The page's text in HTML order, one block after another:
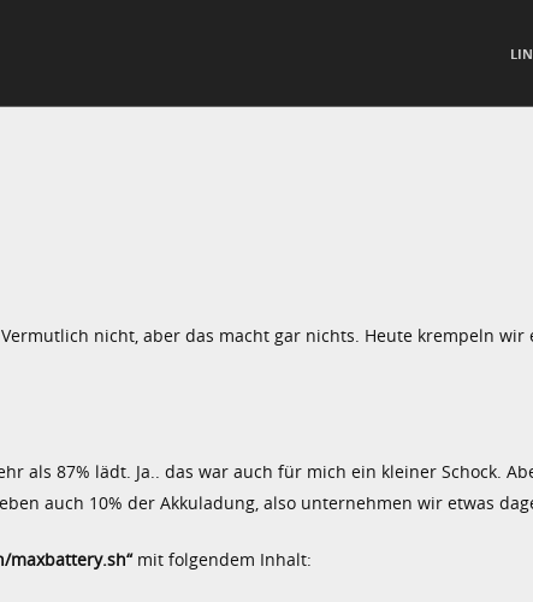
nicht, aber das macht gar nichts. Heute krempeln wir
als 87% lädt. Ja.. das war auch für mich ein kleiner Schock.
auch 10% der Akkuladung, also unternehmen wir etwas
mit folgendem Inhalt: